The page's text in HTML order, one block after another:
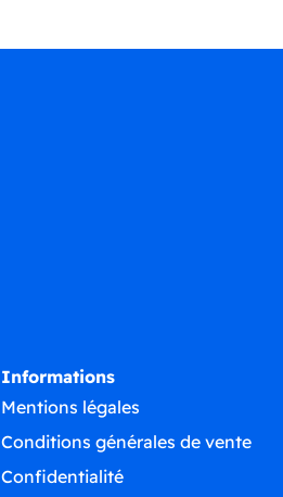
Informations
Mentions légales
Conditions générales de vente
Confidentialité